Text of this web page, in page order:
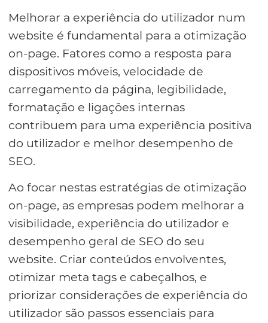
Melhorar a experiência do utilizador num
website é fundamental para a otimização
on-page. Fatores como a resposta para
dispositivos móveis, velocidade de
carregamento da página, legibilidade,
formatação e ligações internas
contribuem para uma experiência positiva
do utilizador e melhor desempenho de
SEO.
Ao focar nestas estratégias de otimização
on-page, as empresas podem melhorar a
visibilidade, experiência do utilizador e
desempenho geral de SEO do seu
website. Criar conteúdos envolventes,
otimizar meta tags e cabeçalhos, e
priorizar considerações de experiência do
utilizador são passos essenciais para